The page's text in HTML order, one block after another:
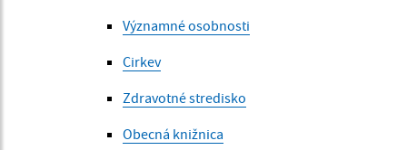
Významné osobnosti
Cirkev
Zdravotné stredisko
Obecná knižnica